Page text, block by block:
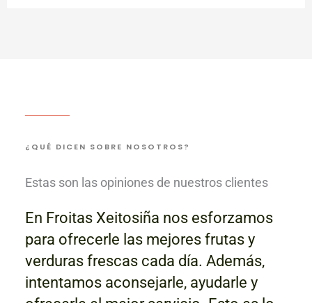
¿QUÉ DICEN SOBRE NOSOTROS?
Estas son las opiniones de nuestros clientes
En Froitas Xeitosiña nos esforzamos
para ofrecerle las mejores frutas y
verduras frescas cada día. Además,
intentamos aconsejarle, ayudarle y